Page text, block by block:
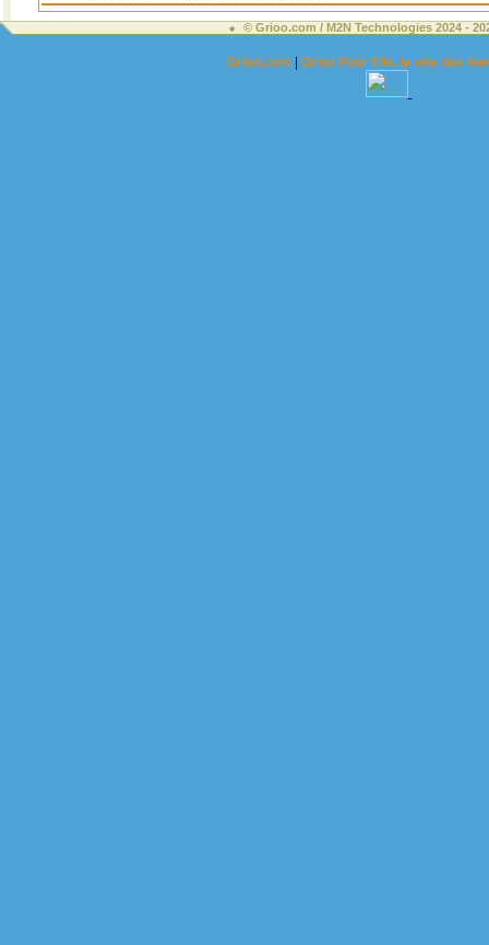
© Grioo.com / M2N Technologies 2024 -
Grioo.com |Grioo Pour Elle, le site des